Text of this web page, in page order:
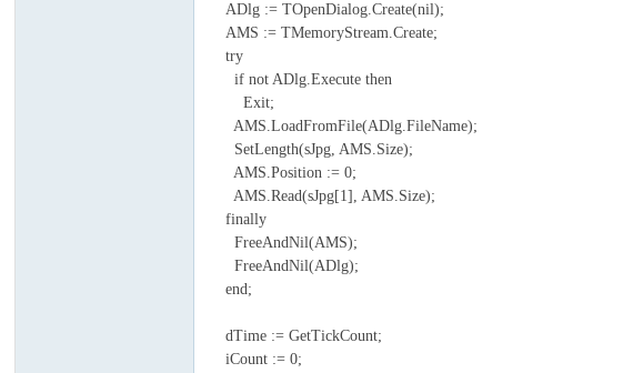
ADlg := TOpenDialog.Create(nil);
AMS := TMemoryStream.Create;
try
if not ADlg.Execute then
Exit;
AMS.LoadFromFile(ADlg.FileName);
SetLength(sJpg, AMS.Size);
AMS.Position := 0;
AMS.Read(sJpg[1], AMS.Size);
finally
FreeAndNil(AMS);
FreeAndNil(ADlg);
end;
dTime := GetTickCount;
iCount := 0;